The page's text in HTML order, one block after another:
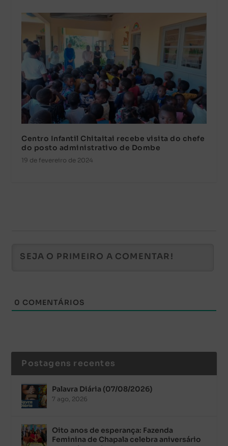
Centro Infantil Chitaitai recebe visita do chefe
do posto administrativo de Dombe
19 de fevereiro de 2024
0 COMENTÁRIOS
Postagens recentes
Palavra Diária (07/08/2026)
7 ago, 2026
Oito anos de esperança: Fazenda
Feminina de Chapala celebra aniversário